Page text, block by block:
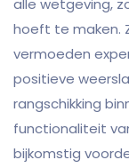
alle wetgeving,
hoeft te maken.
vermoeden
positieve
rangschikking
functionaliteit
bijkomstig